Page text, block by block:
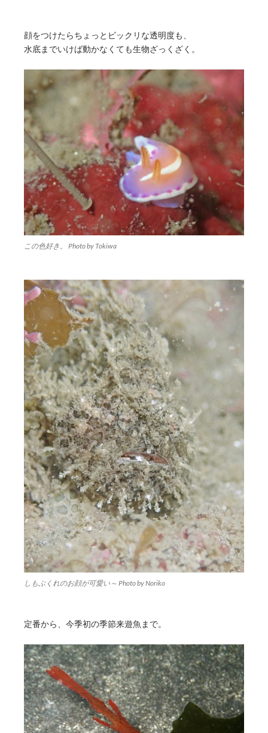
顔をつけたらちょっとビックリな透明度も、
水底までいけば動かなくても生物ざっくざく。
この色好き。 Photo by Tokiwa
しもぶくれのお顔が可愛い～ Photo by Noriko
定番から、今季初の季節来遊魚まで。